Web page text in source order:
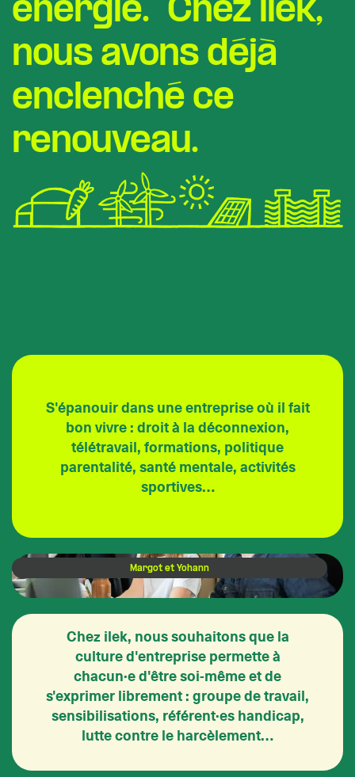
énergie. Chez ilek,
nous avons déjà
enclenché ce
renouveau.
S'épanouir dans une entreprise où il fait
bon vivre : droit à la déconnexion,
télétravail, formations, politique
parentalité, santé mentale, activités
sportives…
Margot et Yohann
Chez ilek, nous souhaitons que la
culture d'entreprise permette à
chacun·e d'être soi-même et de
s'exprimer librement : groupe de travail,
sensibilisations, référent·es handicap,
lutte contre le harcèlement…